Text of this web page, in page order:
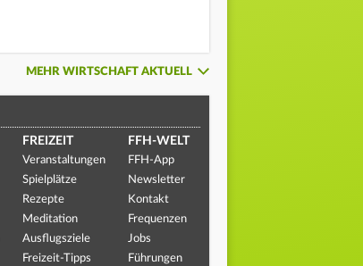
MEHR WIRTSCHAFT AKTUELL
FREIZEIT
Veranstaltungen
Spielplätze
Rezepte
Meditation
Ausflugsziele
Freizeit-Tipps
FFH-WELT
FFH-App
Newsletter
Kontakt
Frequenzen
Jobs
Führungen